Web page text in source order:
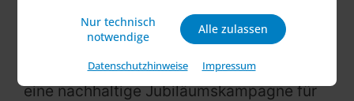
Nur technisch
notwendige
Alle zulassen
Datenschutzhinweise Impressum
Alltag oder durch spannende Events wie
die Baumpflanzaktionen.“
Zusätzlich zu dieser Aktion führt Fiskars
eine nachhaltige Jubiläumskampagne für